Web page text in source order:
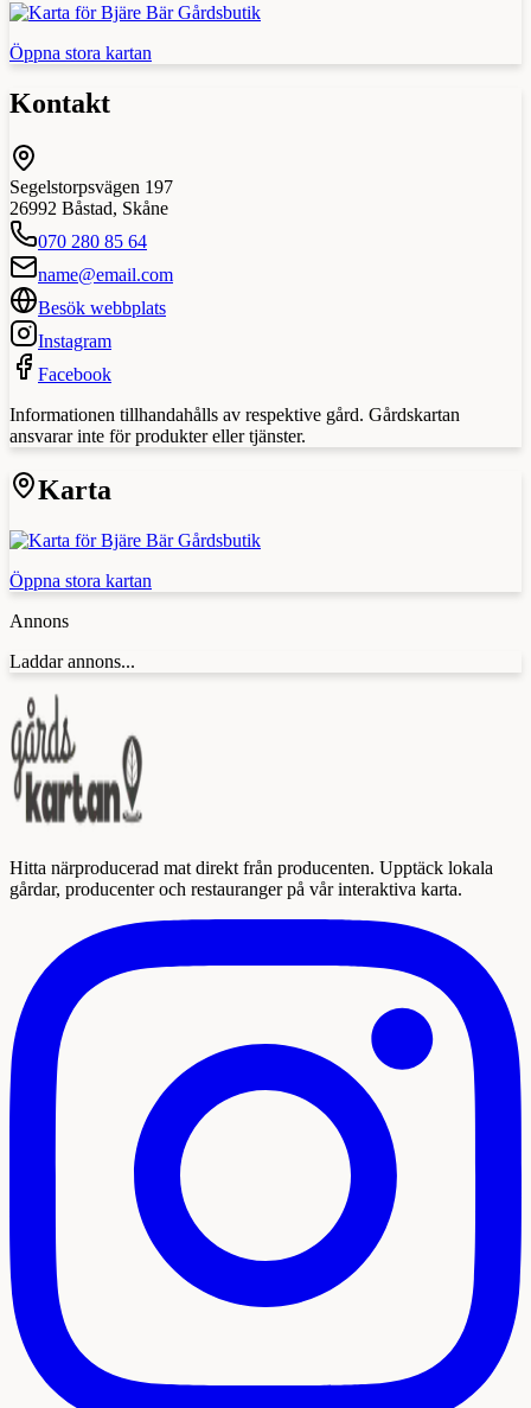
Öppna stora kartan
Kontakt
Segelstorpsvägen 197
26992 Båstad, Skåne
070 280 85 64
name@email.com
Besök webbplats
Instagram
Facebook
Informationen tillhandahålls av respektive gård. Gårdskartan
ansvarar inte för produkter eller tjänster.
Karta
Öppna stora kartan
Annons
Laddar annons...
Hitta närproducerad mat direkt från producenten. Upptäck lokala
gårdar, producenter och restauranger på vår interaktiva karta.